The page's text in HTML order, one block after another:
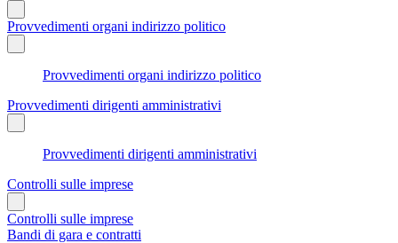
Provvedimenti organi indirizzo politico
Provvedimenti organi indirizzo politico
Provvedimenti dirigenti amministrativi
Provvedimenti dirigenti amministrativi
Controlli sulle imprese
Controlli sulle imprese
Bandi di gara e contratti